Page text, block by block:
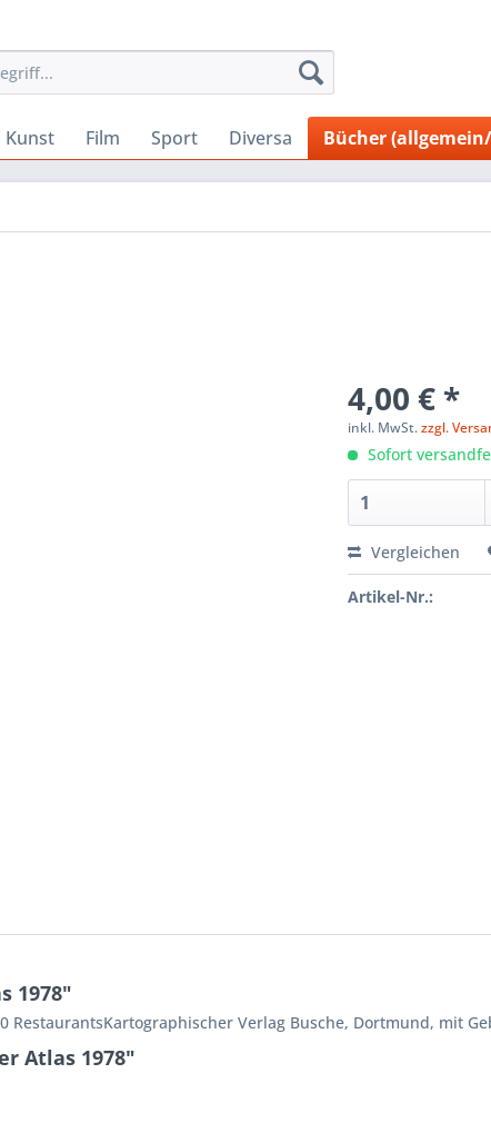
Kunst Film Sport Diversa Bücher
4,00 € *
inkl. MwSt.zzgl.
Sofort
Vergleichen
Artikel-Nr.:
1978"
RestaurantsKartographischer Verlag Busche, Dortmund, mit
Atlas 1978"